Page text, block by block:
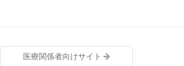
医療関係者向けサイト